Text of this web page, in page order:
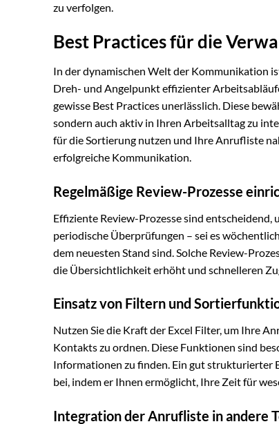
zu verfolgen.
Best Practices für die
In der dynamischen Welt der Kommunikation
Dreh- und Angelpunkt effizienter
gewisse Best Practices unerlässlich. Diese
sondern auch aktiv in Ihren Arbeitsalltag zu
für die Sortierung nutzen und Ihre Anrufliste
erfolgreiche Kommunikation.
Regelmäßige Review-Prozesse
Effiziente Review-Prozesse sind
periodische Überprüfungen – sei es
dem neuesten Stand sind. Solche Review-
die Übersichtlichkeit erhöht und schnelleren
Einsatz von Filtern und
Nutzen Sie die Kraft der Excel Filter, um Ihre
Kontakts zu ordnen. Diese Funktionen sind
Informationen zu finden. Ein gut strukturierter
bei, indem er Ihnen ermöglicht, Ihre Zeit für
Integration der Anrufliste in andere